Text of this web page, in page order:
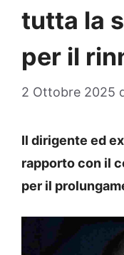
tutta la
per il
2 Ottobre 2025
Il dirigente ed
rapporto con il
per il